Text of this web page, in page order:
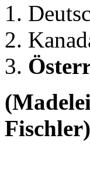
Fischler)